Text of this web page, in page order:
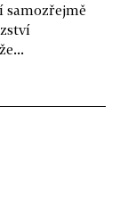
samozřejmě